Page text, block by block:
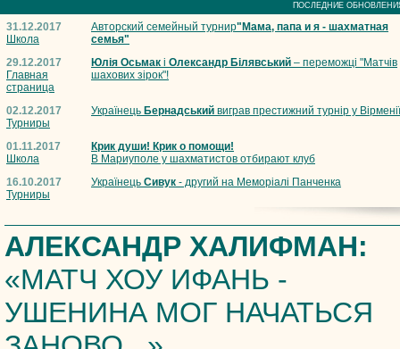
ПОСЛЕДНИЕ
31.12.2017
Школа
Авторский семейный турнир"Мама, папа и я - шахматная
семья"
29.12.2017
Главная
страница
Юлія Осьмак і Олександр Білявський – переможці "Матчів
шахових зірок"!
02.12.2017
Турниры
Українець Бернадський виграв престижний турнір у Вірменії
01.11.2017
Школа
Крик души! Крик о помощи!
В Мариуполе у шахматистов отбирают клуб
16.10.2017
Турниры
Українець Сивук - другий на Меморіалі Панченка
АЛЕКСАНДР ХАЛИФМАН:
«МАТЧ ХОУ ИФАНЬ -
УШЕНИНА МОГ НАЧАТЬСЯ